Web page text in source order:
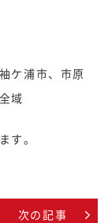
ケ浦市、市原
域
す。
次の記事